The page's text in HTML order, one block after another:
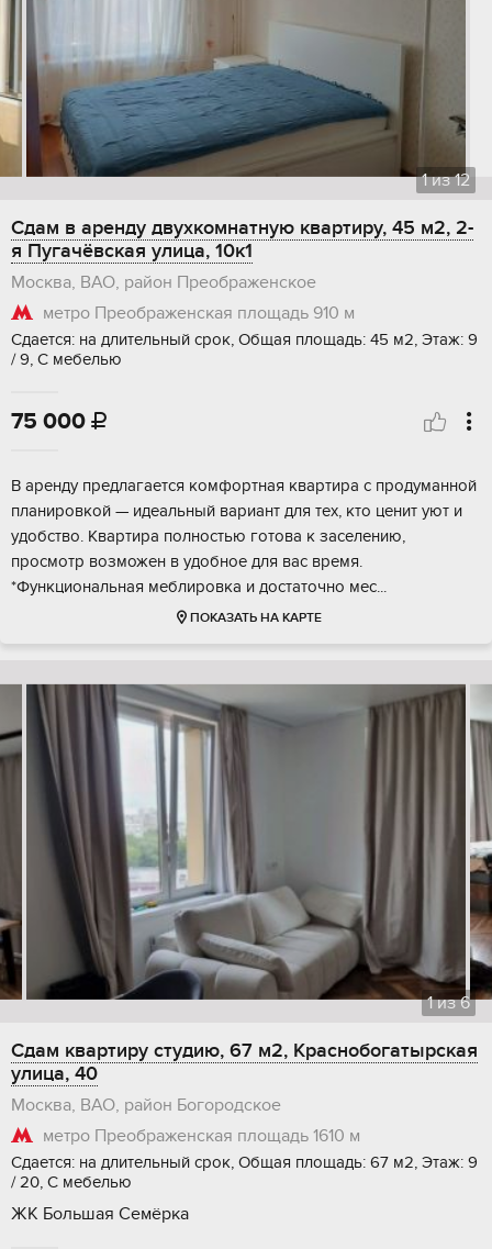
1из12
Сдам в аренду двухкомнатную квартиру, 45 м2, 2-
я Пугачёвская улица, 10к1
Москва, ВАО, район Преображенское
метро Преображенская площадь 910 м
Сдается: на длительный срок, Общая площадь: 45 м2, Этаж: 9
/ 9, С мебелью
75 000 
В аренду предлагается комфортная квартира с продуманной
планировкой — идеальный вариант для тех, кто ценит уют и
удобство. Квартира полностью готова к заселению,
просмотр возможен в удобное для вас время.
*Функциональная меблировка и достаточно мес...
ПОКАЗАТЬ НА КАРТЕ
1из6
Сдам квартиру студию, 67 м2, Краснобогатырская
улица, 40
Москва, ВАО, район Богородское
метро Преображенская площадь 1610 м
Сдается: на длительный срок, Общая площадь: 67 м2, Этаж: 9
/ 20, С мебелью
ЖК Большая Семёрка